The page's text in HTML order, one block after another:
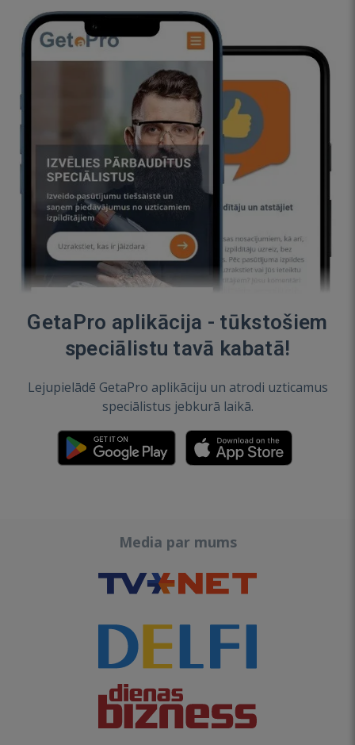
GetaPro aplikācija - tūkstošiem
speciālistu tavā kabatā!
Lejupielādē GetaPro aplikāciju un atrodi uzticamus
speciālistus jebkurā laikā.
Media par mums